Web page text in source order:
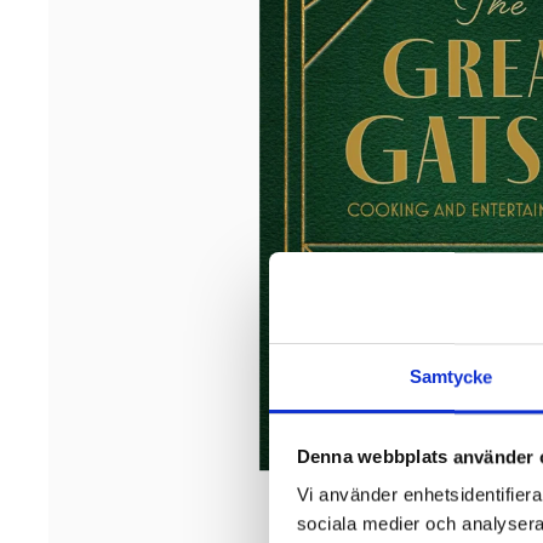
Samtycke
Denna webbplats använder
Vi använder
sociala medier och